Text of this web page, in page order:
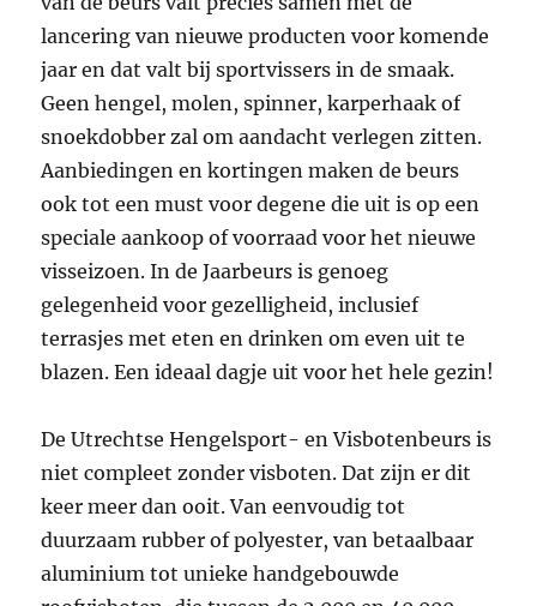
lancering van nieuwe producten voor komende
jaar en dat valt bij sportvissers in de smaak.
Geen hengel, molen, spinner, karperhaak of
snoekdobber zal om aandacht verlegen zitten.
Aanbiedingen en kortingen maken de beurs
ook tot een must voor degene die uit is op een
speciale aankoop of voorraad voor het nieuwe
visseizoen. In de Jaarbeurs is genoeg
gelegenheid voor gezelligheid, inclusief
terrasjes met eten en drinken om even uit te
blazen. Een ideaal dagje uit voor het hele gezin!
De Utrechtse Hengelsport- en Visbotenbeurs is
niet compleet zonder visboten. Dat zijn er dit
keer meer dan ooit. Van eenvoudig tot
duurzaam rubber of polyester, van betaalbaar
aluminium tot unieke handgebouwde